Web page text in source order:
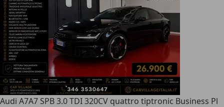
Audi A7A7 SPB 3.0 TDI 320CV quattro tiptronic Business Pl